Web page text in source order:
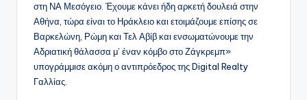
στη ΝΑ Μεσόγειο. Έχουμε κάνει ήδη αρκετή δουλειά στην
Αθήνα, τώρα είναι το Ηράκλειο και ετοιμάζουμε επίσης σε
Βαρκελώνη, Ρώμη και Τελ Αβίβ και ενσωματώνουμε την
Αδριατική θάλασσα μ’ έναν κόμβο στο Ζάγκρεμπ»
υπογράμμισε ακόμη ο αντιπρόεδρος της Digital Realty
Γαλλίας.